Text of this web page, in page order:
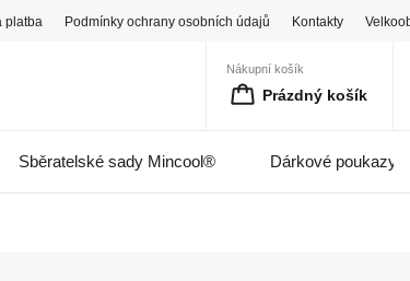
platba Podmínky ochrany osobních údajů Kontakty
Nákupní košík
Prázdný košík
Sběratelské sady Mincool® Dárkové poukazy